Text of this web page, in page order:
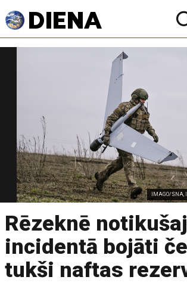
IMAGO/
Rēzeknē
incidentā bojāti
tukši naftas